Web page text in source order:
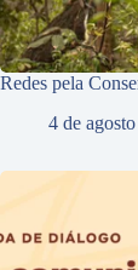
Redes pela
4 de